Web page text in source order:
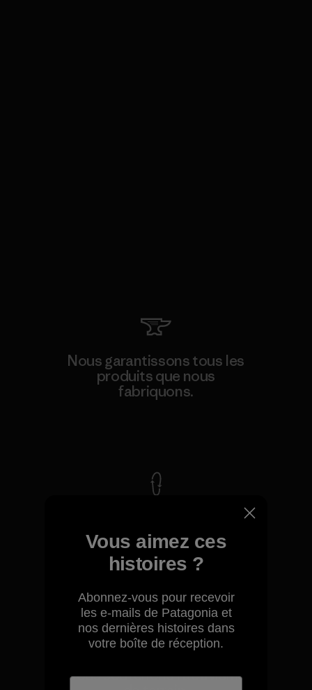
Nous garantissons tous les
produits que nous
fabriquons.
responsabilité de notre
impact.
Découvrez notre empreinte carbone
Nous soutenons l'activisme
Vous aimez ces
histoires ?
Abonnez-vous pour recevoir
les e-mails de Patagonia et
nos dernières histoires dans
votre boîte de réception.